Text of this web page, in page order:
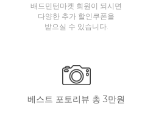
배드민턴마켓 회원이 되시면
다양한 추가 할인쿠폰을
받으실 수 있습니다.
베스트 포토리뷰 총 3만원